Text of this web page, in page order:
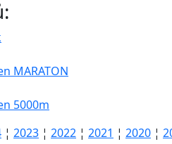
MARATON
5000m
¦ 2023 ¦ 2022 ¦ 2021 ¦ 2020 ¦